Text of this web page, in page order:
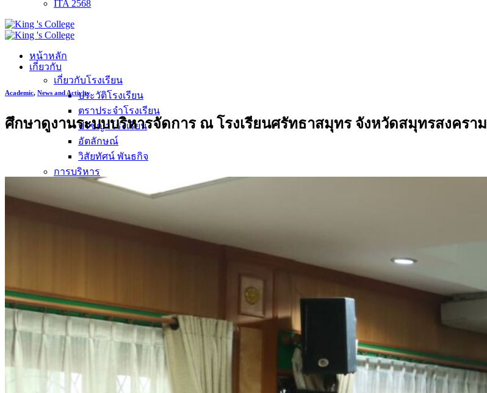
ITA 2568
หน้าหลัก
เกี่ยวกับ
เกี่ยวกับโรงเรียน
ประวัติโรงเรียน
ตราประจำโรงเรียน
ปรัชญาโรงเรียน
อัตลักษณ์
วิสัยทัศน์ พันธกิจ
การบริหาร
คณะผู้บริหาร
ทำเนียบผู้อำนวยการ
กลุ่มบริหารงานวิชาการ
กลุ่มบริหารงานงบประมาณ
หลักสูตรผู้นำ
หลักสูตรแผนการเรียนเทคโนโลยีและการจัดการ
ข่าวสารและกิจกรรม
นักเรียนปัจจุบัน
ตรวจสอบผลการเรียน
ชมรม KC Channel
Academic, News and Activity
ศึกษาดูงานระบบบริหารจัดการ ณ โรงเรียนศรัทธาสมุทร จังหวัดสมุทรสงคราม